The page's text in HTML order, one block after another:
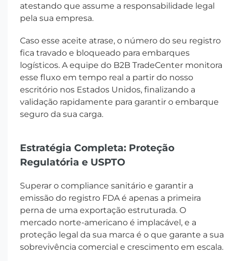
atestando que assume a responsabilidade legal
pela sua empresa.
Caso esse aceite atrase, o número do seu registro
fica travado e bloqueado para embarques
logísticos. A equipe do B2B TradeCenter monitora
esse fluxo em tempo real a partir do nosso
escritório nos Estados Unidos, finalizando a
validação rapidamente para garantir o embarque
seguro da sua carga.
Estratégia Completa: Proteção
Regulatória e USPTO
Superar o compliance sanitário e garantir a
emissão do registro FDA é apenas a primeira
perna de uma exportação estruturada. O
mercado norte-americano é implacável, e a
proteção legal da sua marca é o que garante a sua
sobrevivência comercial e crescimento em escala.